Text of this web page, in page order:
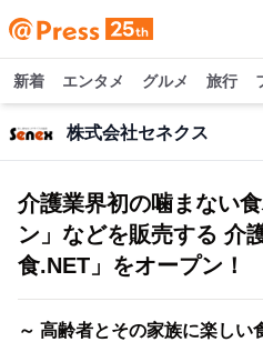
新着 エンタメ グルメ 旅行
株式会社セネクス
介護業界初の噛まない
ン」などを販売する 介
食.NET」をオープン！
～ 高齢者とその家族に楽しい